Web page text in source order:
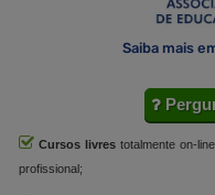
Saiba mais
Cursos livres totalmente on-
profissional;